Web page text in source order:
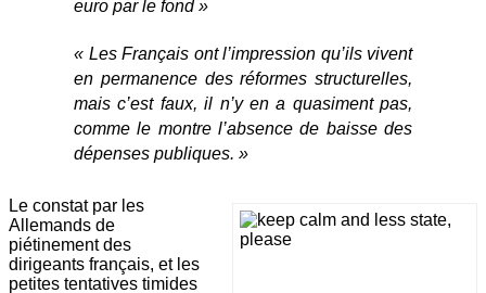
euro par le fond »
« Les Français ont l’impression qu’ils vivent
en permanence des réformes structurelles,
mais c’est faux, il n’y en a quasiment pas,
comme le montre l’absence de baisse des
dépenses publiques. »
Le constat par les
Allemands de
piétinement des
dirigeants français, et les
petites tentatives timides